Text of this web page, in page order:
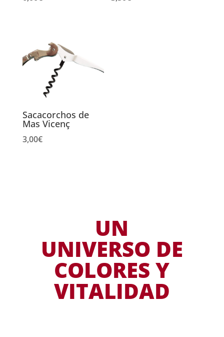
Sacacorchos de
Mas Vicenç
3,00€
UN
UNIVERSO DE
COLORES Y
VITALIDAD